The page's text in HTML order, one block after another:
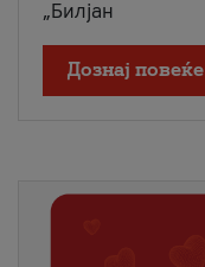
„Билјан
Дознај повеќе